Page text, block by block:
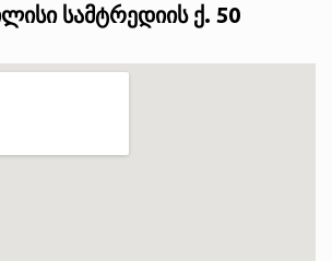
სამტრედიის ქ. 50